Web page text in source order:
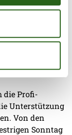
die Profi-
Unterstützung
Von den
Sonntag